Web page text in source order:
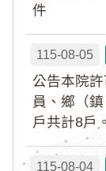
件
115-08-05
公告本院
員、鄉（
戶共計8戶
115-08-04